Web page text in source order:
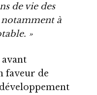
de vie des
à
»
faveur de